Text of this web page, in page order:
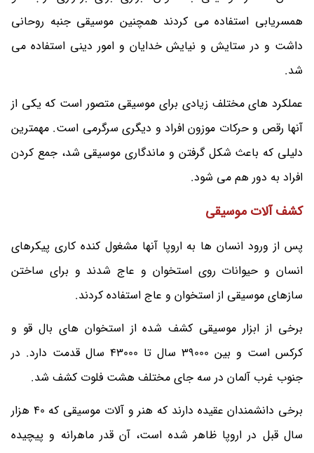
همسریابی استفاده می کردند همچنین موسیقی جنبه روحانی
داشت و در ستایش و نیایش خدایان و امور دینی استفاده می
شد.
عملکرد های مختلف زیادی برای موسیقی متصور است که یکی از
آنها رقص و حرکات موزون افراد و دیگری سرگرمی است. مهمترین
دلیلی که باعث شکل گرفتن و ماندگاری موسیقی شد، جمع کردن
افراد به دور هم می شود.
کشف آلات موسیقی
پس از ورود انسان ها به اروپا آنها مشغول کنده کاری پیکرهای
انسان و حیوانات روی استخوان و عاج شدند و برای ساختن
سازهای موسیقی از استخوان و عاج استفاده کردند.
برخی از ابزار موسیقی کشف شده از استخوان های بال قو و
کرکس است و بین 39000 سال تا 43000 سال قدمت دارد. در
جنوب غرب آلمان در سه جای مختلف هشت فلوت کشف شد.
برخی دانشمندان عقیده دارند که هنر و آلات موسیقی که 40 هزار
سال قبل در اروپا ظاهر شده است، آن قدر ماهرانه و پیچیده